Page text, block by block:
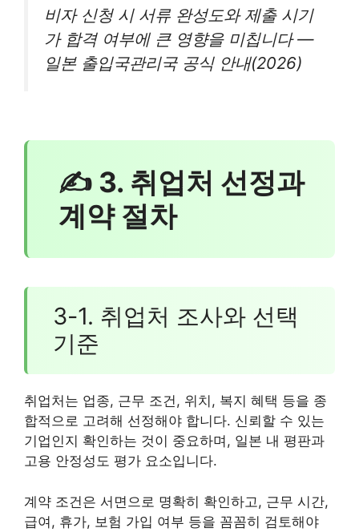
비자 신청 시 서류 완성도와 제출 시기
가 합격 여부에 큰 영향을 미칩니다 —
일본 출입국관리국 공식 안내(2026)
✍ 3. 취업처 선정과
계약 절차
3-1. 취업처 조사와 선택
기준
취업처는 업종, 근무 조건, 위치, 복지 혜택 등을 종
합적으로 고려해 선정해야 합니다. 신뢰할 수 있는
기업인지 확인하는 것이 중요하며, 일본 내 평판과
고용 안정성도 평가 요소입니다.
계약 조건은 서면으로 명확히 확인하고, 근무 시간,
급여, 휴가, 보험 가입 여부 등을 꼼꼼히 검토해야